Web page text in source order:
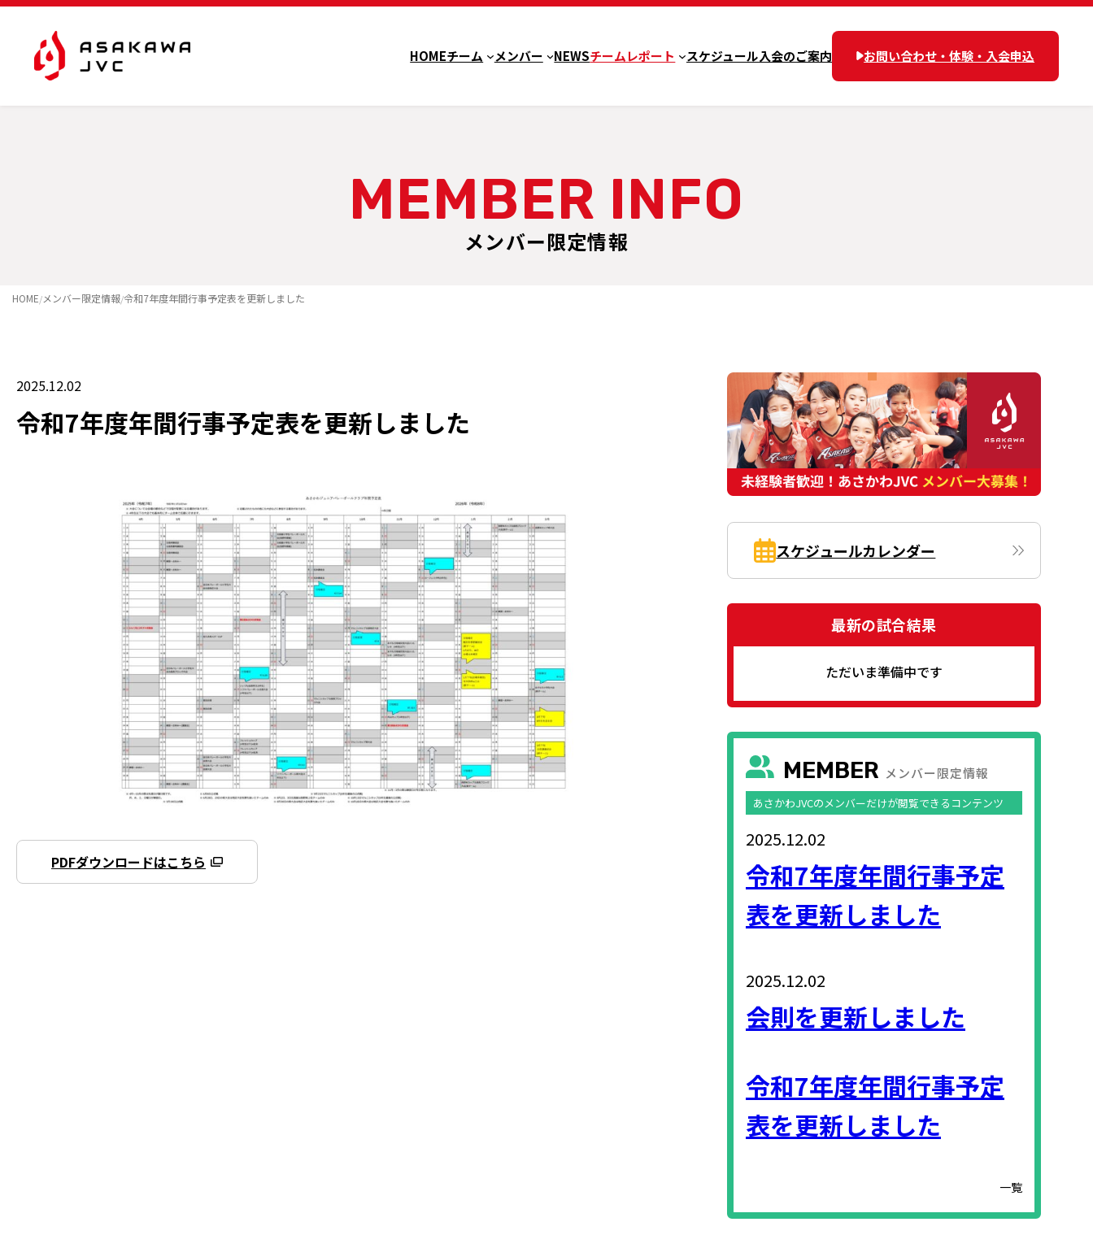
内
HOMEチーム メンバー NEWSチームレポート スケジュール入会のご案内 お問い合わせ・体験・入会申込
HOME/メンバー限定情報/令和7年度年間行事予定表を更新しました
2025.12.02
令和7年度年間行事予定表を更新しました
PDFダウンロードはこちら
スケジュールカレンダー
最新の試合結果
ただいま準備中です
メンバー限定情報
MEMBER
あさかわJVCのメンバーだけが閲覧できるコンテンツ
2025.12.02
令和7年度年間行事予定
表を更新しました
2025.12.02
会則を更新しました
令和7年度年間行事予定
表を更新しました
一覧